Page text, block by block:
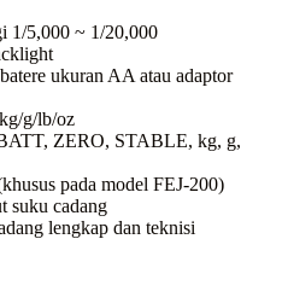
1/5,000 ~ 1/20,000
ukuran AA atau adaptor
g/lb/oz
ZERO, STABLE, kg, g,
pada model FEJ-200)
suku cadang
lengkap dan teknisi